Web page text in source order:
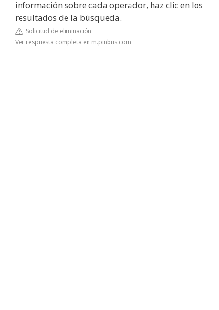
información sobre cada operador, haz clic en los
resultados de la búsqueda.
Solicitud de eliminación
Ver respuesta completa en m.pinbus.com